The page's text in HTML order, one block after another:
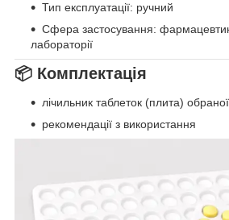
Тип експлуатації: ручний
Сфера застосування:
лабораторії
📦 Комплектація
лічильник таблеток (плита) обраної
рекомендації з використання